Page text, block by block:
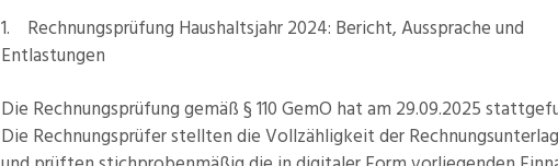
1. Rechnungsprüfung Haushaltsjahr 2024: Bericht, Aussprache und
Entlastungen
Die Rechnungsprüfung gemäß § 110 GemO hat am 29.09.2025
Die Rechnungsprüfer stellten die Vollzähligkeit der